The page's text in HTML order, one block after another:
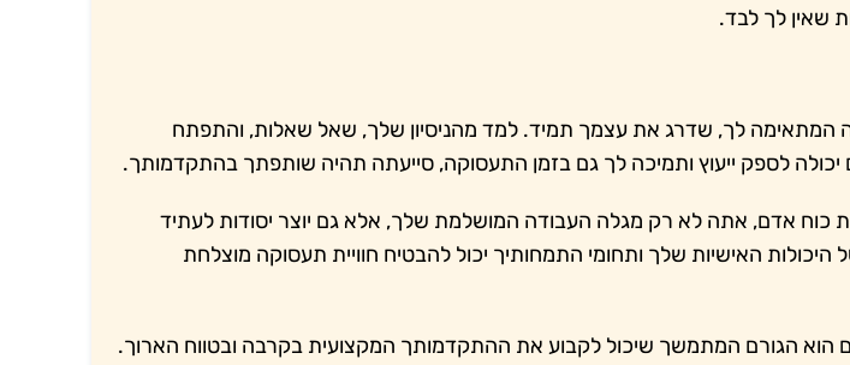
שאין לך לבד.
לך, שדרג את עצמך תמיד. למד מהניסיון שלך, שאל שאלות, והתפתח
לספק ייעוץ ותמיכה לך גם בזמן התעסוקה, סייעתה תהיה שותפתך בהתקדמותך.
אדם, אתה לא רק מגלה העבודה המושלמת שלך, אלא גם יוצר יסודות לעתיד
היכולות האישיות שלך ותחומי התמחותיך יכול להבטיח חוויית תעסוקה מוצלחת
הגורם המתמשך שיכול לקבוע את ההתקדמותך המקצועית בקרבה ובטווח הארוך.